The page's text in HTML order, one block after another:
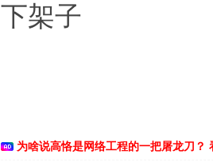
下架子
为啥说高恪是网络工程的一把屠龙刀？